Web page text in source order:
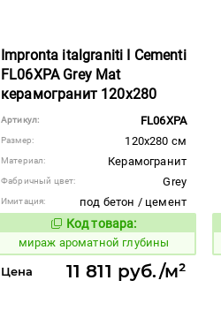
Impronta italgraniti I Cementi
FL06XPA Grey Mat
керамогранит 120x280
Артикул: FL06XPA
Размер: 120x280 см
Материал: Керамогранит
Фабричный цвет: Grey
Имитация:
под бетон / цемент
Код товара:
984642 Код товара:
мираж ароматной глубины
Цена 11 811 руб./м²